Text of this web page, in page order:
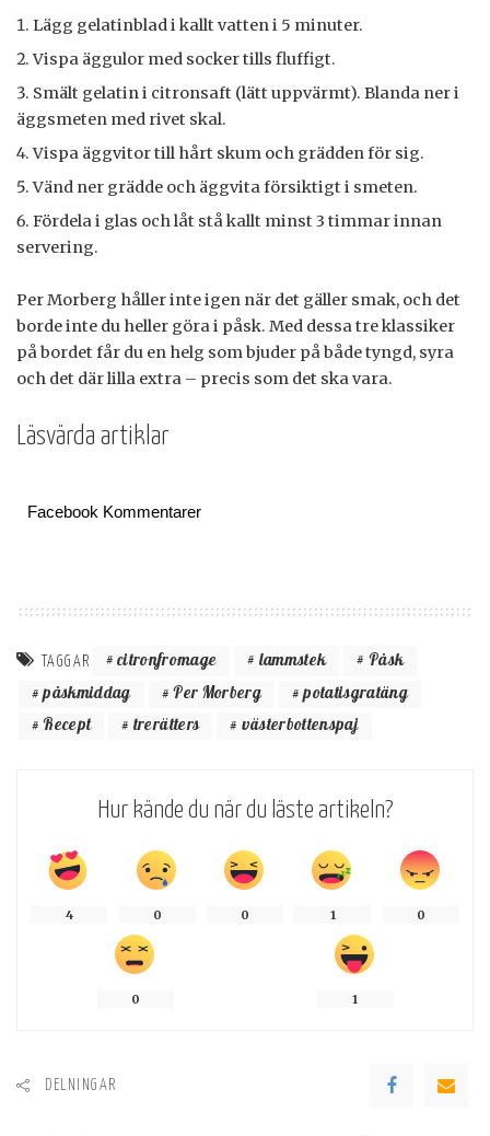
Lägg gelatinblad i kallt vatten i 5 minuter.
Vispa äggulor med socker tills fluffigt.
Smält gelatin i citronsaft (lätt uppvärmt). Blanda ner i
äggsmeten med rivet skal.
Vispa äggvitor till hårt skum och grädden för sig.
Vänd ner grädde och äggvita försiktigt i smeten.
Fördela i glas och låt stå kallt minst 3 timmar innan
servering.
Per Morberg håller inte igen när det gäller smak, och det
borde inte du heller göra i påsk. Med dessa tre klassiker
på bordet får du en helg som bjuder på både tyngd, syra
och det där lilla extra – precis som det ska vara.
Läsvärda artiklar
Facebook Kommentarer
TAGGAR citronfromage lammstek
Påsk
påskmiddag
Per Morberg
potatisgratäng
Recept
trerätters västerbottenspaj
Hur kände du när du läste artikeln?
4 0 0 1 0
0 1
DELNINGAR